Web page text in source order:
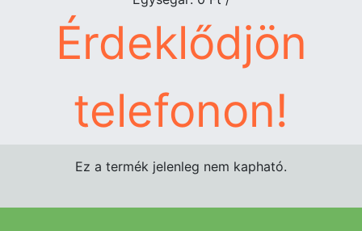
Érdeklődjön
telefonon!
Ez a termék jelenleg nem kapható.